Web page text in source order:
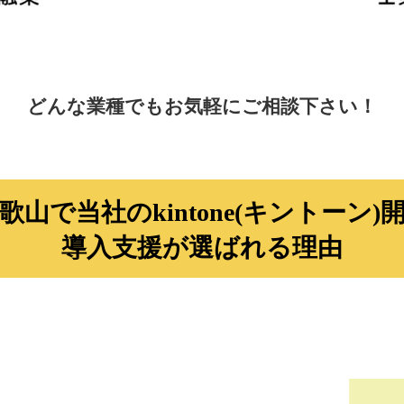
どんな業種でもお気軽にご相談下さい！
山で当社のkintone(キントーン)
導入支援が選ばれる理由